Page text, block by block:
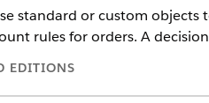
standard or custom
rules for orders. A
EDITIONS